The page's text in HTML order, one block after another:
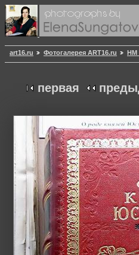
art16.ru Фотогалерея ART16.ru НМ
первая